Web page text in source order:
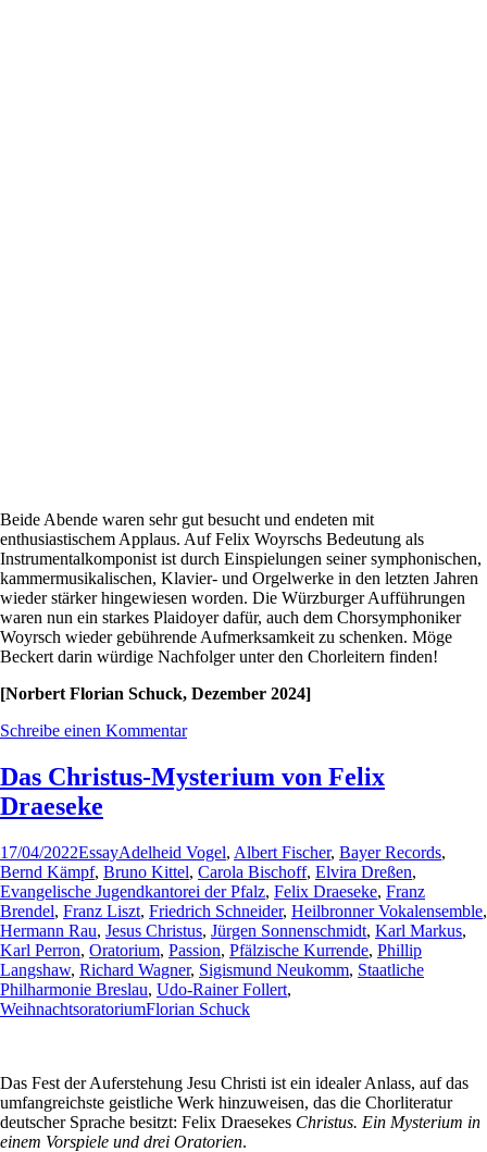
Beide Abende waren sehr gut besucht und endeten mit
enthusiastischem Applaus. Auf Felix Woyrschs Bedeutung als
Instrumentalkomponist ist durch Einspielungen seiner symphonischen,
kammermusikalischen, Klavier- und Orgelwerke in den letzten Jahren
wieder stärker hingewiesen worden. Die Würzburger Aufführungen
waren nun ein starkes Plaidoyer dafür, auch dem Chorsymphoniker
Woyrsch wieder gebührende Aufmerksamkeit zu schenken. Möge
Beckert darin würdige Nachfolger unter den Chorleitern finden!
[Norbert Florian Schuck, Dezember 2024]
Schreibe einen Kommentar
Das Christus-Mysterium von Felix
Draeseke
17/04/2022EssayAdelheid Vogel, Albert Fischer, Bayer Records,
Bernd Kämpf, Bruno Kittel, Carola Bischoff, Elvira Dreßen,
Evangelische Jugendkantorei der Pfalz, Felix Draeseke, Franz
Brendel, Franz Liszt, Friedrich Schneider, Heilbronner Vokalensemble,
Hermann Rau, Jesus Christus, Jürgen Sonnenschmidt, Karl Markus,
Karl Perron, Oratorium, Passion, Pfälzische Kurrende, Phillip
Langshaw, Richard Wagner, Sigismund Neukomm, Staatliche
Philharmonie Breslau, Udo-Rainer Follert,
WeihnachtsoratoriumFlorian Schuck
Das Fest der Auferstehung Jesu Christi ist ein idealer Anlass, auf das
umfangreichste geistliche Werk hinzuweisen, das die Chorliteratur
deutscher Sprache besitzt: Felix Draesekes Christus. Ein Mysterium in
einem Vorspiele und drei Oratorien.